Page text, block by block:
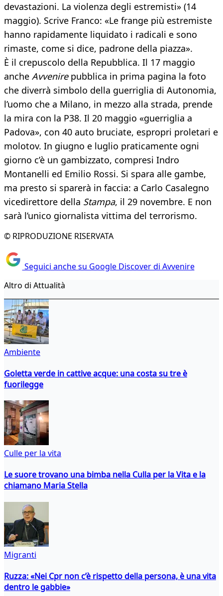
devastazioni. La violenza degli estremisti» (14
maggio). Scrive Franco: «Le frange più estremiste
hanno rapidamente liquidato i radicali e sono
rimaste, come si dice, padrone della piazza».
È il crepuscolo della Repubblica. Il 17 maggio
anche Avvenirepubblica in prima pagina la foto
che diverrà simbolo della guerriglia di Autonomia,
l’uomo che a Milano, in mezzo alla strada, prende
la mira con la P38. Il 20 maggio «guerriglia a
Padova», con 40 auto bruciate, espropri proletari e
molotov. In giugno e luglio praticamente ogni
giorno c’è un gambizzato, compresi Indro
Montanelli ed Emilio Rossi. Si spara alle gambe,
ma presto si sparerà in faccia: a Carlo Casalegno
vicedirettore della Stampa, il 29 novembre. E non
sarà l’unico giornalista vittima del terrorismo.
© RIPRODUZIONE RISERVATA
Seguici anche su Google Discover di Avvenire
Altro di Attualità
Ambiente
Goletta verde in cattive acque: una costa su tre è
fuorilegge
Culle per la vita
Le suore trovano una bimba nella Culla per la Vita e la
chiamano Maria Stella
Migranti
Ruzza: «Nei Cpr non c’è rispetto della persona, è una vita
dentro le gabbie»